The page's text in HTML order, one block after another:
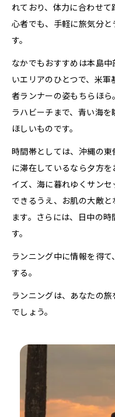
れており、体力に合わせ
心者でも、手軽に旅気分
す。
なかでもおすすめは本島
いエリアのひとつで、米
者ランナーの姿もちらほ
ラハビーチまで、青い海
ほしいものです。
時間帯としては、沖縄の
に滞在しているなら夕方
イズ、海に暮れゆくサン
できるうえ、お肌の大敵
ます。さらには、日中の
す。
ランニング中に情報を得
する。
ランニングは、あなたの
でしょう。